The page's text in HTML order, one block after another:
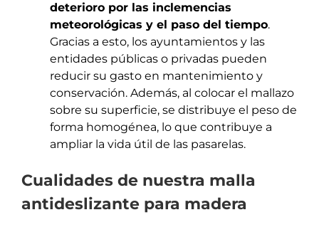
deterioro por las inclemencias
meteorológicas y el paso del tiempo.
Gracias a esto, los ayuntamientos y las
entidades públicas o privadas pueden
reducir su gasto en mantenimiento y
conservación. Además, al colocar el mallazo
sobre su superficie, se distribuye el peso de
forma homogénea, lo que contribuye a
ampliar la vida útil de las pasarelas.
Cualidades de nuestra malla
antideslizante para madera